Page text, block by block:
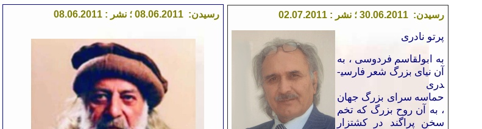
رسیدن: 08.06.2011 ؛ نشر : 08. 06.2011 رسیدن: 30.06.2011 ؛ نشر : 02.07.2011
پرتو نادری
به ابولقاسم فردوسی ، به
آن نیای بزرگ شعر فارسی­
دری
حماسه­ سرای بزرگ جهان
، به آن روح بزرگ که تخم
سخن پراگند در کشتزار